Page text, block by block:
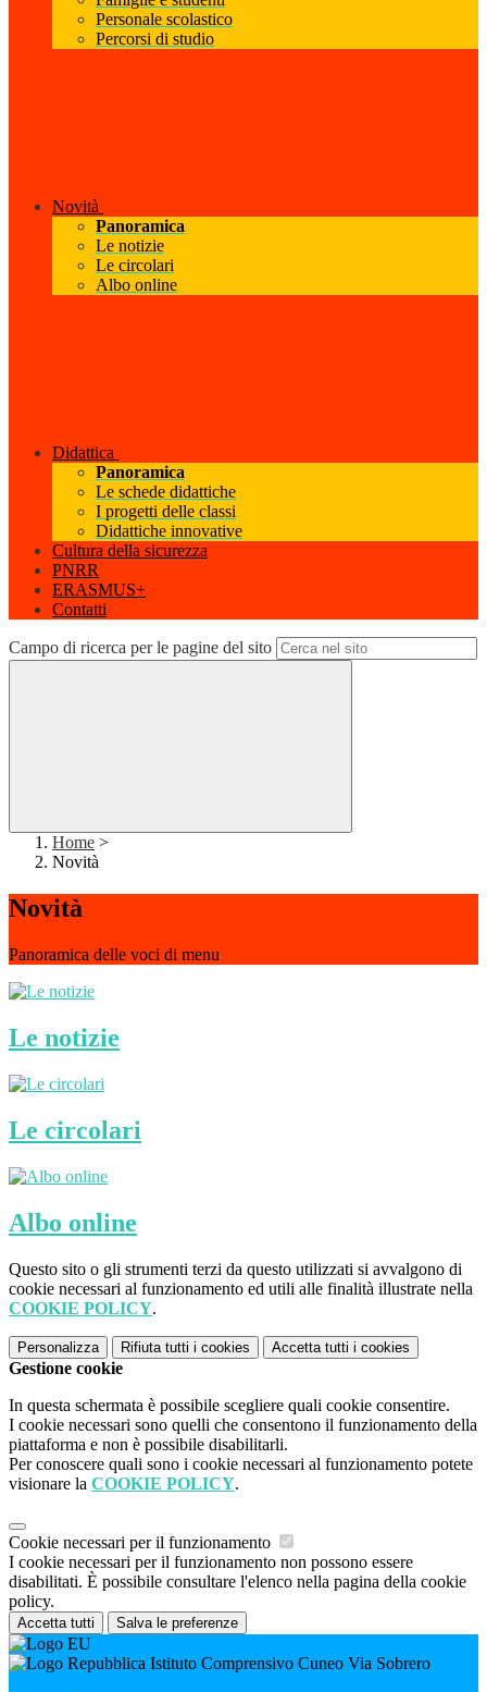
Personale scolastico
Percorsi di studio
Novità
Panoramica
Le notizie
Le circolari
Albo online
Didattica
Panoramica
Le schede didattiche
I progetti delle classi
Didattiche innovative
Cultura della sicurezza
PNRR
ERASMUS+
Contatti
Campo di ricerca per le pagine del sito
Home >
Novità
Novità
Panoramica delle voci di menu
Le notizie
Le circolari
Albo online
Questo sito o gli strumenti terzi da questo utilizzati si avvalgono di
cookie necessari al funzionamento ed utili alle finalità illustrate nella
COOKIE POLICY.
Personalizza Rifiuta tutti i cookies Accetta tutti i cookies
Gestione cookie
In questa schermata è possibile scegliere quali cookie consentire.
I cookie necessari sono quelli che consentono il funzionamento della
piattaforma e non è possibile disabilitarli.
Per conoscere quali sono i cookie necessari al funzionamento potete
visionare la COOKIE POLICY.
Cookie necessari per il funzionamento
I cookie necessari per il funzionamento non possono essere
disabilitati. È possibile consultare l'elenco nella pagina della cookie
policy.
Accetta tutti Salva le preferenze
Istituto Comprensivo Cuneo Via Sobrero